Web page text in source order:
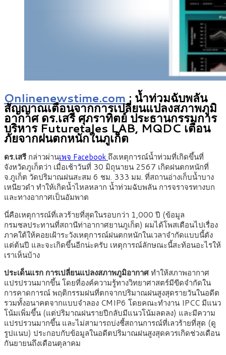
Onlinenewstime.com : น้ำท่วมฉับพลัน
สัญญาณเตือนจากการเปลี่ยนแปลงสภาพภูมิ
อากาศ ดร.เสรี ศุภราทิตย์ ประธานกรรมการ
บริหาร Futuretales LAB, MQDC เตือน
ภัยจากฝนตกหนักในภูเก็ต
ดร.เสรีกล่าวผ่านเพจ Facebook ถึงเหตุการณ์น้ำท่วมที่เกิดขึ้นที่
จังหวัดภูเก็ตว่า เมื่อเช้าวันที่ 30 มิถุนายน 2567 เกิดฝนตกหนักที่
จ.ภูเก็ต วัดปริมาณฝนสะสม 6 ชม. 333 มม. ที่สถานอ่างเก็บน้ำบาง
เหนียวดำ ทำให้เกิดน้ำไหลหลาก น้ำท่วมฉับพลัน การจราจรทางบก
และทางอากาศเป็นอัมพาต
นี่คือเหตุการณ์ที่เลวร้ายที่สุดในรอบกว่า 1,000 ปี (ข้อมูล
กรมชลประทานที่สถานีท่าอากาศยานภูเก็ต) ผมได้โพสเตือนไปเรื่อง
ภาคใต้ให้คอยเฝ้าระวังเหตุการณ์ฝนตกหนักในเวลาจำกัดแบบนี้ตัง
แต่ต้นปี และจะเกิดขึ้นอีกน่ะครับ เหตุการณ์ลักษณะนี้สะท้อนอะไรให้
เราเห็นบ้าง
ประเด็นแรก การเปลี่ยนแปลงสภาพภูมิอากาศทำให้สภาพอากาศ
แปรปรวนมากขึ้น โดยที่องค์ความรู้ทางวิทยาศาสตร์มีขีดจำกัดใน
การคาดการณ์ พฤติกรรมฝนที่ตกจากปริมาณฝนสูงสุดรายวันในอดีต
รวมทั้งอนาคตจากแบบจำลอง CMIP6 โดยคณะทำงาน IPCC มีแนว
โน้มเพิ่มขึ้น (แต่ปริมาณฝนรายปีกลับมีแนวโน้มลดลง) และมีความ
แปรปรวนมากขึ้น และไม่สามารถบ่งชี้สถานการณ์ที่เลวร้ายที่สุด (ดู
รูปแนบ) ประกอบกับข้อมูลในอดีตปริมาณฝนสูงสุดควรเกิดช่วงเดือน
กันยายนถึงเดือนตุลาคม